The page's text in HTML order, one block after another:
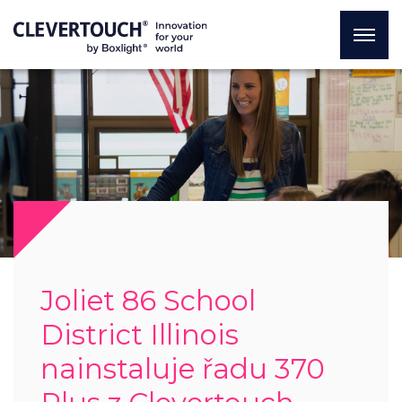
Joliet 86 School
District Illinois
nainstaluje řadu 370